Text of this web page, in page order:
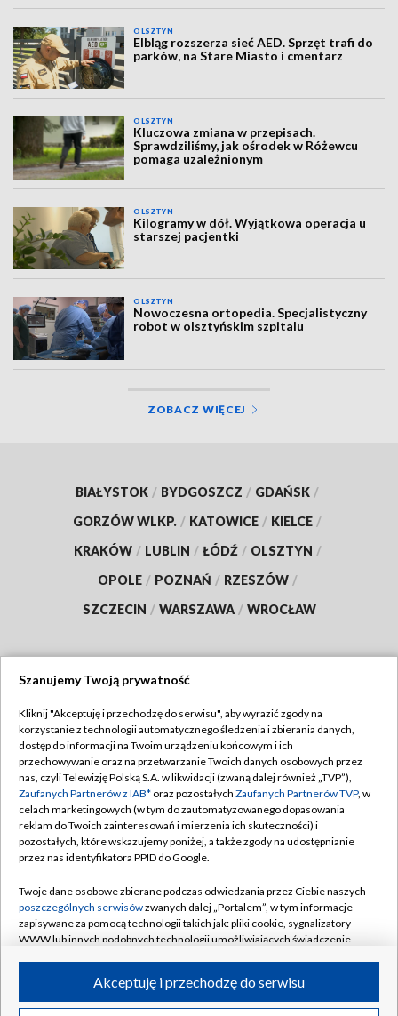
OLSZTYN
Elbląg rozszerza sieć AED. Sprzęt trafi do
parków, na Stare Miasto i cmentarz
OLSZTYN
Kluczowa zmiana w przepisach.
Sprawdziliśmy, jak ośrodek w Różewcu
pomaga uzależnionym
OLSZTYN
Kilogramy w dół. Wyjątkowa operacja u
starszej pacjentki
OLSZTYN
Nowoczesna ortopedia. Specjalistyczny
robot w olsztyńskim szpitalu
ZOBACZ WIĘCEJ
BIAŁYSTOK / BYDGOSZCZ / GDAŃSK /
GORZÓW WLKP. / KATOWICE / KIELCE /
KRAKÓW / LUBLIN / ŁÓDŹ / OLSZTYN /
OPOLE / POZNAŃ / RZESZÓW /
SZCZECIN / WARSZAWA / WROCŁAW
TVP
Abonament TVP
Emisja w TVP
Centrum informacji TVP
Naziemna Telewizja Cyfrowa
Rada Programowa
System NOS
Informacje o nadawcy
Program dla prasy
Regulamin TVP
Polityka prywatności
Moje zgody
Pomoc
Kontakt
Kanały
©2026 Telewizja Polska S.A. w likwidacji
Szanujemy Twoją prywatność
Kliknij "Akceptuję i przechodzę do serwisu", aby wyrazić zgody na
korzystanie z technologii automatycznego śledzenia i zbierania danych,
dostęp do informacji na Twoim urządzeniu końcowym i ich
przechowywanie oraz na przetwarzanie Twoich danych osobowych przez
nas, czyli Telewizję Polską S.A. w likwidacji (zwaną dalej również „TVP”),
Zaufanych Partnerów z IAB* oraz pozostałych Zaufanych Partnerów TVP, w
celach marketingowych (w tym do zautomatyzowanego dopasowania
reklam do Twoich zainteresowań i mierzenia ich skuteczności) i
pozostałych, które wskazujemy poniżej, a także zgody na udostępnianie
przez nas identyfikatora PPID do Google.
Twoje dane osobowe zbierane podczas odwiedzania przez Ciebie naszych
poszczególnych serwisówzwanych dalej „Portalem”, w tym informacje
zapisywane za pomocą technologii takich jak: pliki cookie, sygnalizatory
WWW lub innych podobnych technologii umożliwiających świadczenie
ruchu w Internecie.Akceptuję i przechodzę do serwisu